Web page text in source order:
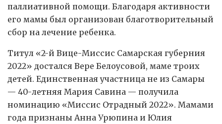
паллиативной помощи. Благодаря активности
его мамы был организован благотворительный
сбор на лечение ребенка.
Титул «2-й Вице-Миссис Самарская губерния
2022» достался Вере Белоусовой, маме троих
детей. Единственная участница не из Самары
— 40-летняя Мария Савина — получила
номинацию «Миссис Отрадный 2022». Мамами
года признаны Анна Урюпина и Юлия